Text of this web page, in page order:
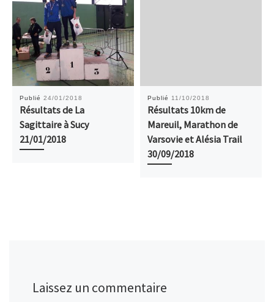
Publié 24/01/2018
Résultats de La
Sagittaire à Sucy
21/01/2018
Publié 11/10/2018
Résultats 10km de
Mareuil, Marathon de
Varsovie et Alésia Trail
30/09/2018
Laissez un commentaire